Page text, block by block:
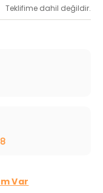
Teklifime dahil değildir.
Var